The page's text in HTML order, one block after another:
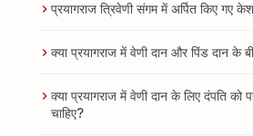
प्रयागराज त्रिवेणी संगम में अर्पित किए गए
क्या प्रयागराज में वेणी दान और पिंड दान के
क्या प्रयागराज में वेणी दान के लिए दंपति को
चाहिए?